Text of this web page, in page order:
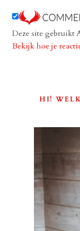
Deze site gebruikt
Bekijk hoe je
HI!